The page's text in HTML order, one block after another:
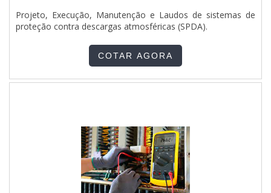
a empresa oferece, como pontes e projetos elétricos
industriais e prediais.Isso se deve ao fato de a empresa ser
comprometida com os serviços e responsável, qualificações
possíveis pelo fato de a empresa possuir escritório de alta
qualidade onde são realizadas as atividades e amplo
portfólio de projetos. Tudo isso, somado à performance de
uma equipe de colaboradores proativos e profissionais com
Projeto, Execução, Manutenção e Laudos de sistemas de
proteção contra descargas atmosféricas (SPDA).
COTAR AGORA